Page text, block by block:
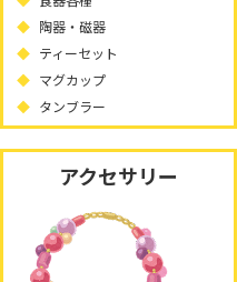
陶器・磁器
ティーセット
マグカップ
タンブラー
アクセサリー